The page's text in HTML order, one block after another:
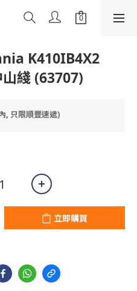
K410IB4X2
綫 (63707)
, 只限順豐速遞)
立即購買